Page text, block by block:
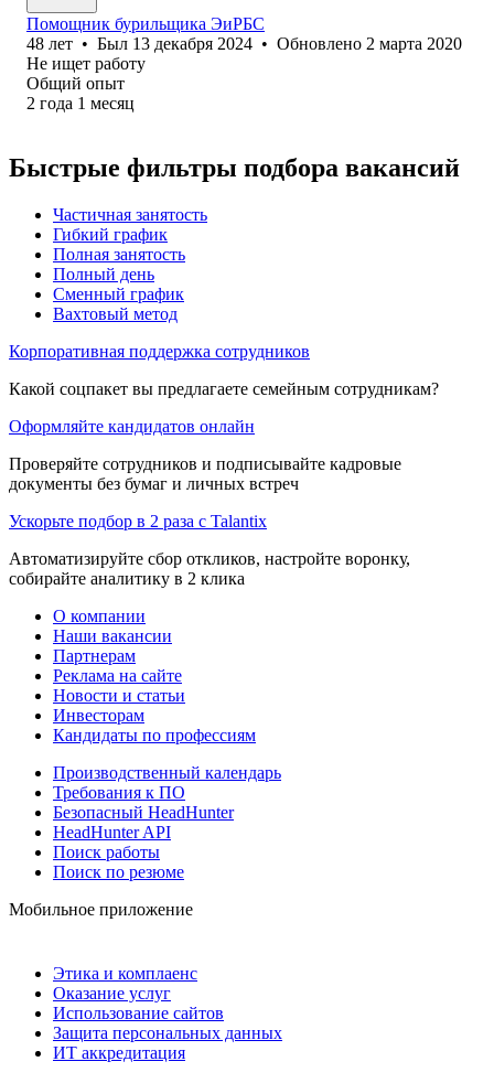
Помощник бурильщика ЭиРБС
48 лет • Был 13 декабря 2024 • Обновлено 2 марта 2020
Не ищет работу
Общий опыт
2 года 1 месяц
Быстрые фильтры подбора вакансий
Частичная занятость
Гибкий график
Полная занятость
Полный день
Сменный график
Вахтовый метод
Корпоративная поддержка сотрудников
Какой соцпакет вы предлагаете семейным сотрудникам?
Оформляйте кандидатов онлайн
Проверяйте сотрудников и подписывайте кадровые
документы без бумаг и личных встреч
Ускорьте подбор в 2 раза с Talantix
Автоматизируйте сбор откликов, настройте воронку,
собирайте аналитику в 2 клика
О компании
Наши вакансии
Партнерам
Реклама на сайте
Новости и статьи
Инвесторам
Кандидаты по профессиям
Производственный календарь
Требования к ПО
Безопасный HeadHunter
HeadHunter API
Поиск работы
Поиск по резюме
Мобильное приложение
Этика и комплаенс
Оказание услуг
Использование сайтов
Защита персональных данных
ИТ аккредитация